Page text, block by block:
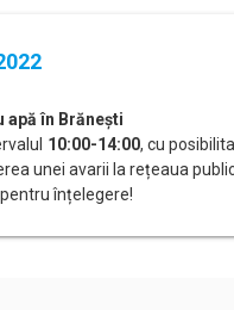
în Brănești
10:00-14:00, cu
unei avarii la rețeaua
înțelegere!